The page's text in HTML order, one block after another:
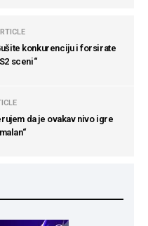
konkurenciju i forsirate
sceni“
da je ovakav nivo igre